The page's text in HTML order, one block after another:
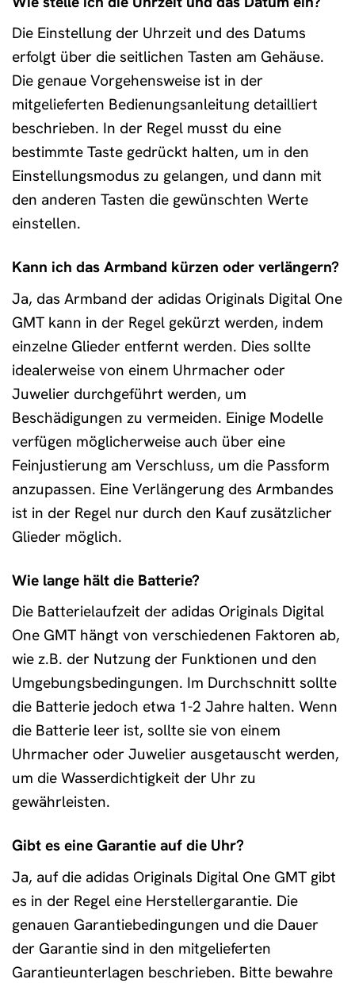
Die Einstellung der Uhrzeit und des Datums
erfolgt über die seitlichen Tasten am Gehäuse.
Die genaue Vorgehensweise ist in der
mitgelieferten Bedienungsanleitung detailliert
beschrieben. In der Regel musst du eine
bestimmte Taste gedrückt halten, um in den
Einstellungsmodus zu gelangen, und dann mit
den anderen Tasten die gewünschten Werte
einstellen.
Kann ich das Armband kürzen oder verlängern?
Ja, das Armband der adidas Originals Digital One
GMT kann in der Regel gekürzt werden, indem
einzelne Glieder entfernt werden. Dies sollte
idealerweise von einem Uhrmacher oder
Juwelier durchgeführt werden, um
Beschädigungen zu vermeiden. Einige Modelle
verfügen möglicherweise auch über eine
Feinjustierung am Verschluss, um die Passform
anzupassen. Eine Verlängerung des Armbandes
ist in der Regel nur durch den Kauf zusätzlicher
Glieder möglich.
Wie lange hält die Batterie?
Die Batterielaufzeit der adidas Originals Digital
One GMT hängt von verschiedenen Faktoren ab,
wie z.B. der Nutzung der Funktionen und den
Umgebungsbedingungen. Im Durchschnitt sollte
die Batterie jedoch etwa 1-2 Jahre halten. Wenn
die Batterie leer ist, sollte sie von einem
Uhrmacher oder Juwelier ausgetauscht werden,
um die Wasserdichtigkeit der Uhr zu
gewährleisten.
Gibt es eine Garantie auf die Uhr?
Ja, auf die adidas Originals Digital One GMT gibt
es in der Regel eine Herstellergarantie. Die
genauen Garantiebedingungen und die Dauer
der Garantie sind in den mitgelieferten
Garantieunterlagen beschrieben. Bitte bewahre